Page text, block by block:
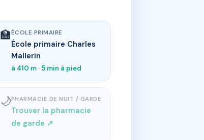
🏫ÉCOLE PRIMAIRE
École primaire Charles
Mallerin
à 410 m · 5 min à pied
🌙PHARMACIE DE NUIT / GARDE
Trouver la pharmacie
de garde ↗